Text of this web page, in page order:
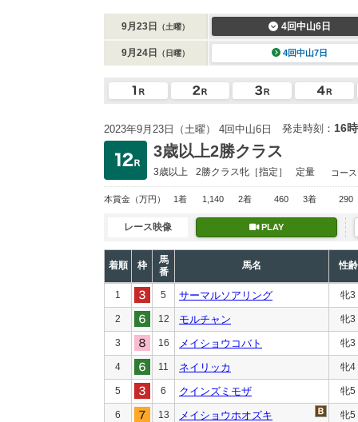
9月23日 （土曜） 4回中山6日
9月24日 （日曜） 4回中山7日
2023年9月23日（土曜） 4回中山6日 発走時刻： 16
3歳以上2勝クラス
3歳以上 2勝クラス牝［指定］ 定量 コー
本賞金 （万円） 1着 1,140 2着 460 3着 290
レース映像 PLAY
着順 枠
馬
番
馬名 性齢
1 5 サーマルソアリング 牝3
2 12 モルチャン 牝3
3 16 メイショウコバト 牝3
4 11 ネイリッカ 牝4
5 6 クインズミモザ 牝5
6 13 メイショウホオズキ 牝5